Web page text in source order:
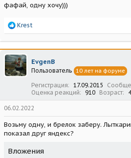
фафай, одну хочу)))
Р
а
к
ц
и
и
Krest
EvgenB
Пользователь 10 лет на форуме
Регистрация 17.09.2015
Оценка реакций
910 Возраст
06.02.2022
Возьму одну, и брелок заберу.
показал друг яндекс?
Вложения